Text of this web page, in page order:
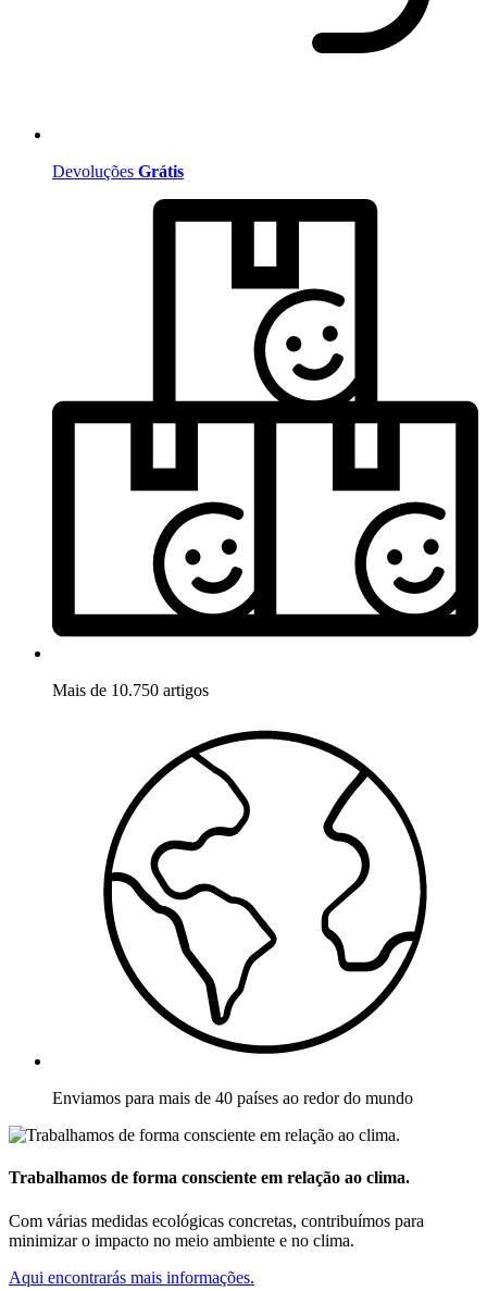
Devoluções Grátis
Mais de 10.750 artigos
Enviamos para mais de 40 países ao redor do mundo
Trabalhamos de forma consciente em relação ao clima.
Com várias medidas ecológicas concretas, contribuímos para
minimizar o impacto no meio ambiente e no clima.
Aqui encontrarás mais informações.